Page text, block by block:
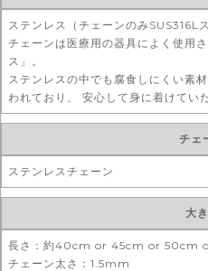
ステンレス（チェーンのみSUS316L
チェーンは医療用の器具によく使用
ス」。
ステンレスの中でも腐食しにくい素
われており、 安心して身に着けてい
チェ
ステンレスチェーン
大
長さ：約40cm or 45cm or 50cm
チェーン太さ：1.5mm